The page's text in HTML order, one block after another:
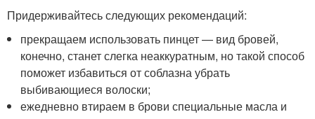
Придерживайтесь следующих рекомендаций:
прекращаем использовать пинцет — вид бровей,
конечно, станет слегка неаккуратным, но такой способ
поможет избавиться от соблазна убрать
выбивающиеся волоски;
ежедневно втираем в брови специальные масла и